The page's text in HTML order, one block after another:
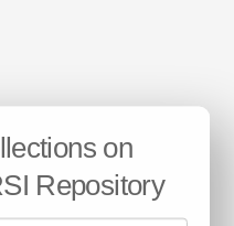
on
Repository